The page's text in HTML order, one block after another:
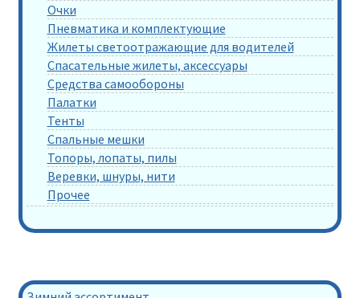
Очки
Пневматика и комплектующие
Жилеты светоотражающие для водителей
Спасательные жилеты, аксессуары
Средства самообороны
Палатки
Тенты
Спальные мешки
Топоры, лопаты, пилы
Веревки, шнуры, нити
Прочее